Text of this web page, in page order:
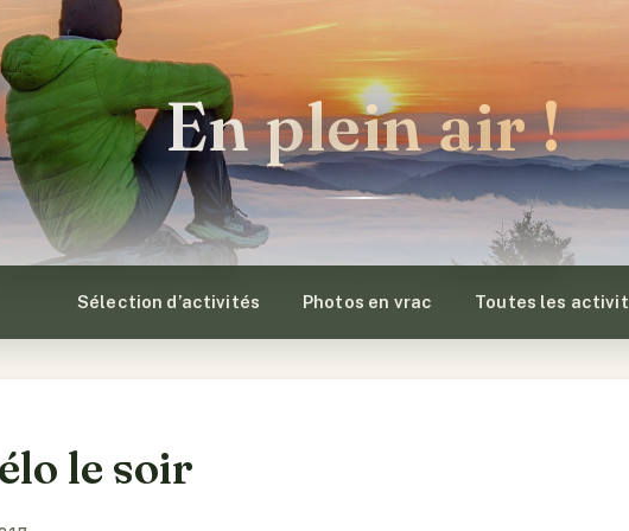
En plein air !
Sélection d’activités Photos en vrac Toutes les
le soir